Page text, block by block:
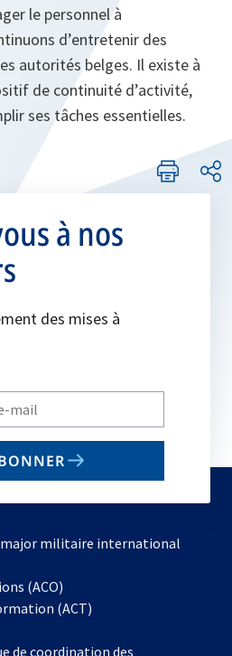
le personnel à
d’entretenir des
autorités belges. Il existe à
de continuité d’activité,
ses tâches essentielles.
à nos
des mises à
militaire international
(ACO)
dans
nouvel
(ACT)
de coordination des